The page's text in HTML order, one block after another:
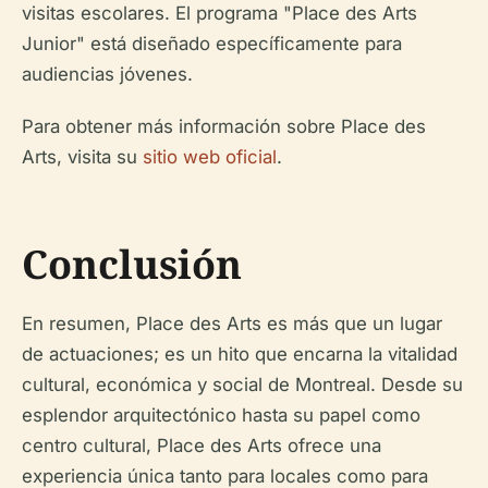
visitas escolares. El programa "Place des Arts
Junior" está diseñado específicamente para
audiencias jóvenes.
Para obtener más información sobre Place des
Arts, visita su sitio web oficial.
Conclusión
En resumen, Place des Arts es más que un lugar
de actuaciones; es un hito que encarna la vitalidad
cultural, económica y social de Montreal. Desde su
esplendor arquitectónico hasta su papel como
centro cultural, Place des Arts ofrece una
experiencia única tanto para locales como para